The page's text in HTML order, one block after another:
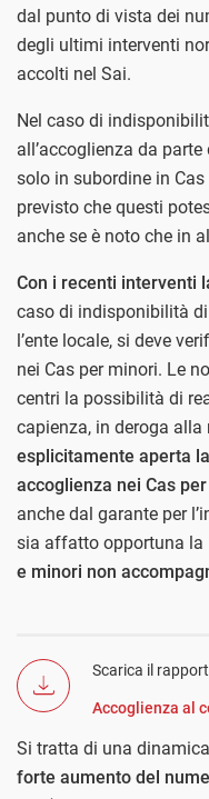
dal punto di vista dei
degli ultimi interventi
accolti nel Sai.
Nel caso di
all’accoglienza da
solo in subordine in
previsto che questi
anche se è noto che in
Con i recenti interventi
caso di indisponibilità
l’ente locale, si deve
nei Cas per minori. Le
centri la possibilità di
capienza, in deroga alla
esplicitamente aperta
accoglienza nei Cas
anche dal garante per
sia affatto opportuna
e minori non
Scarica il
Accoglienza al
Si tratta di una
forte aumento del